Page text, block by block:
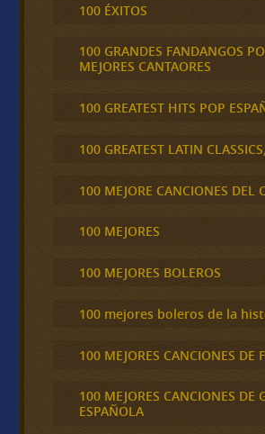
100 ÉXITOS
100 GRANDES FANDANGOS
MEJORES CANTAORES
100 GREATEST HITS POP
100 GREATEST LATIN CLASSICS,
100 MEJORE CANCIONES DEL
100 MEJORES
100 MEJORES BOLEROS
100 mejores boleros de la
100 MEJORES CANCIONES DE
100 MEJORES CANCIONES DE
ESPAÑOLA